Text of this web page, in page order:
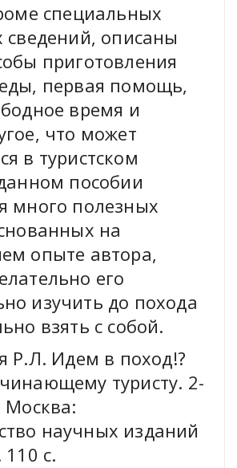
специальных
сведений, описаны
приготовления
первая помощь,
время и
что может
в туристском
пособии
много полезных
на
опыте автора,
его
изучить до похода
взять с собой.
Р.Л. Идем в поход!?
туристу. 2-
Москва:
научных изданий
с.